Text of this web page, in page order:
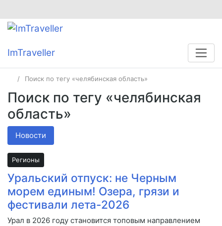
ImTraveller
Поиск по тегу «челябинская область»
Поиск по тегу «челябинская
область»
Новости
Регионы
Уральский отпуск: не Черным
морем единым! Озера, грязи и
фестивали лета-2026
Урал в 2026 году становится топовым направлением